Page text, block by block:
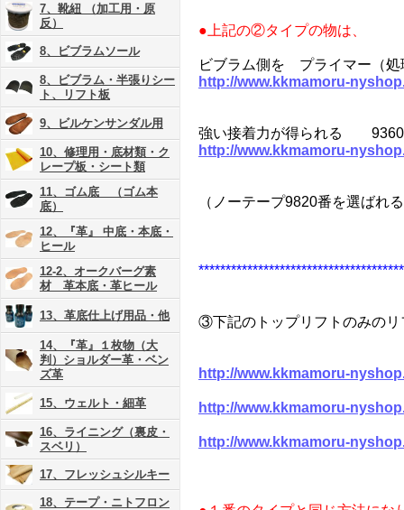
7、靴紐 （加工用・原
反）
8、ビブラムソール
8、ビブラム・半張りシー
ト、リフト板
9、ビルケンサンダル用
10、修理用・底材類・ク
レープ板・シート類
11、ゴム底 （ゴム本
底）
12、『革』 中底・本底・
ヒール
12-2、オークバーグ素
材 革本底・革ヒール
13、革底仕上げ用品・他
14、『革』１枚物（大
判）ショルダー革・ベン
ズ革
15、ウェルト・細革
16、ライニング（裏皮・
スベリ）
17、フレッシュシルキー
18、テープ・ニトフロン
●上記の②タイプの物は、
ビブラム側を プライマー（
http://www.kkmamoru-
強い接着力が得られる 9360
http://www.kkmamoru-
（ノーテープ9820番を選ばれ
③下記のトップリフトのみのリ
http://www.kkmamoru-
http://www.kkmamoru-
http://www.kkmamoru-